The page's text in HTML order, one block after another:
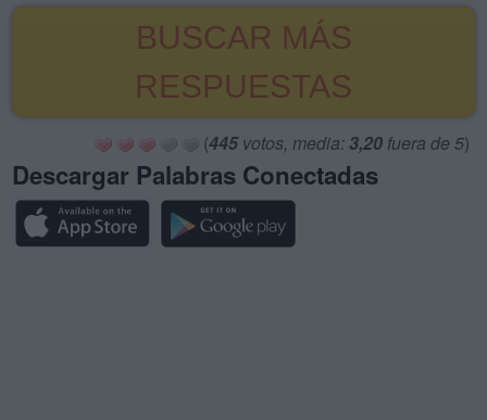
BUSCAR MÁS
RESPUESTAS
(445votos, media: 3,20 fuera de 5)
Descargar Palabras Conectadas